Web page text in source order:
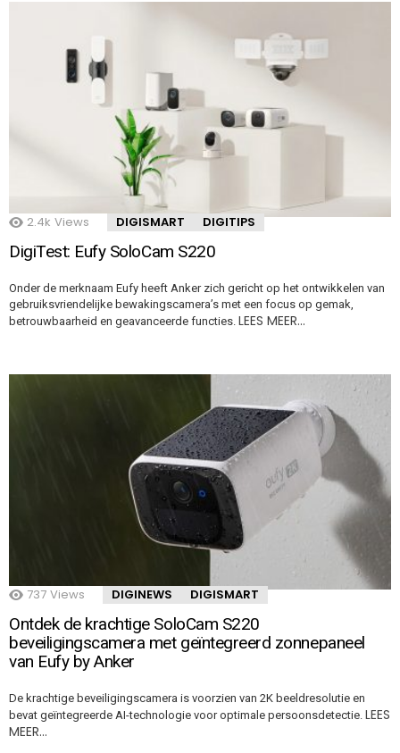
2.4k Views DIGISMART DIGITIPS
DigiTest: Eufy SoloCam S220
Onder de merknaam Eufy heeft Anker zich gericht op het ontwikkelen van
gebruiksvriendelijke bewakingscamera’s met een focus op gemak,
betrouwbaarheid en geavanceerde functies. LEES MEER…
737 Views DIGINEWS DIGISMART
Ontdek de krachtige SoloCam S220
beveiligingscamera met geïntegreerd zonnepaneel
van Eufy by Anker
De krachtige beveiligingscamera is voorzien van 2K beeldresolutie en
bevat geïntegreerde AI-technologie voor optimale persoonsdetectie. LEES
MEER…